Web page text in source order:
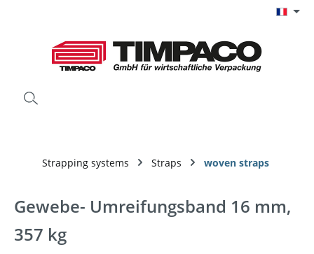
Strapping systems Straps woven straps
Gewebe- Umreifungsband 16 mm,
357 kg